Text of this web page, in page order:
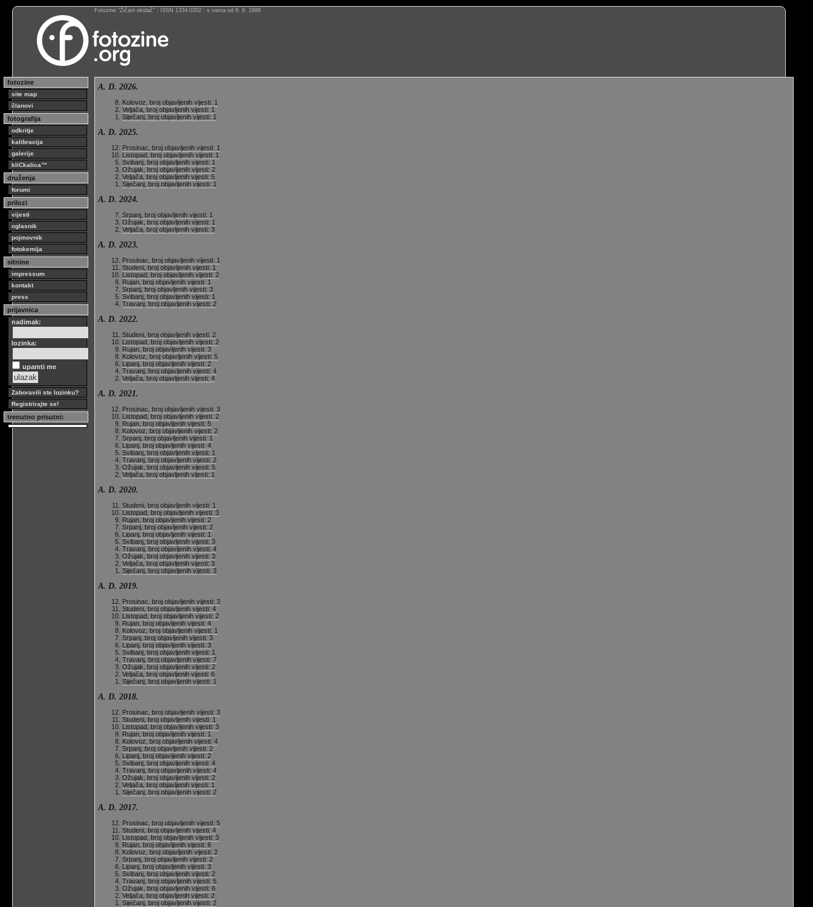
Fotozine “Žičani okidač” : ISSN 1334-0352 : s vama od 6. 6. 1998
fotozine
site map
članovi
fotografija
odkritje
kalibracija
galerije
kliCkalica™
druženja
forumi
prilozi
vijesti
oglasnik
pojmovnik
fotokemija
sitnine
impressum
kontakt
press
prijavnica
nadimak:
lozinka:
upamti me
Zaboravili ste lozinku?
Registrirajte se!
trenutno prisutni:
A. D. 2026.
Kolovoz, broj objavljenih vijesti: 1
Veljača, broj objavljenih vijesti: 1
Siječanj, broj objavljenih vijesti: 1
A. D. 2025.
Prosinac, broj objavljenih vijesti: 1
Listopad, broj objavljenih vijesti: 1
Svibanj, broj objavljenih vijesti: 1
Ožujak, broj objavljenih vijesti: 2
Veljača, broj objavljenih vijesti: 5
Siječanj, broj objavljenih vijesti: 1
A. D. 2024.
Srpanj, broj objavljenih vijesti: 1
Ožujak, broj objavljenih vijesti: 1
Veljača, broj objavljenih vijesti: 3
A. D. 2023.
Prosinac, broj objavljenih vijesti: 1
Studeni, broj objavljenih vijesti: 1
Listopad, broj objavljenih vijesti: 2
Rujan, broj objavljenih vijesti: 1
Srpanj, broj objavljenih vijesti: 3
Svibanj, broj objavljenih vijesti: 1
Travanj, broj objavljenih vijesti: 2
A. D. 2022.
Studeni, broj objavljenih vijesti: 2
Listopad, broj objavljenih vijesti: 2
Rujan, broj objavljenih vijesti: 3
Kolovoz, broj objavljenih vijesti: 5
Lipanj, broj objavljenih vijesti: 2
Travanj, broj objavljenih vijesti: 4
Veljača, broj objavljenih vijesti: 4
A. D. 2021.
Prosinac, broj objavljenih vijesti: 3
Listopad, broj objavljenih vijesti: 2
Rujan, broj objavljenih vijesti: 5
Kolovoz, broj objavljenih vijesti: 2
Srpanj, broj objavljenih vijesti: 1
Lipanj, broj objavljenih vijesti: 4
Svibanj, broj objavljenih vijesti: 1
Travanj, broj objavljenih vijesti: 2
Ožujak, broj objavljenih vijesti: 5
Veljača, broj objavljenih vijesti: 1
A. D. 2020.
Studeni, broj objavljenih vijesti: 1
Listopad, broj objavljenih vijesti: 3
Rujan, broj objavljenih vijesti: 2
Srpanj, broj objavljenih vijesti: 2
Lipanj, broj objavljenih vijesti: 1
Svibanj, broj objavljenih vijesti: 3
Travanj, broj objavljenih vijesti: 4
Ožujak, broj objavljenih vijesti: 3
Veljača, broj objavljenih vijesti: 3
Siječanj, broj objavljenih vijesti: 3
A. D. 2019.
Prosinac, broj objavljenih vijesti: 3
Studeni, broj objavljenih vijesti: 4
Listopad, broj objavljenih vijesti: 2
Rujan, broj objavljenih vijesti: 4
Kolovoz, broj objavljenih vijesti: 1
Srpanj, broj objavljenih vijesti: 3
Lipanj, broj objavljenih vijesti: 3
Svibanj, broj objavljenih vijesti: 1
Travanj, broj objavljenih vijesti: 7
Ožujak, broj objavljenih vijesti: 2
Veljača, broj objavljenih vijesti: 6
Siječanj, broj objavljenih vijesti: 1
A. D. 2018.
Prosinac, broj objavljenih vijesti: 3
Studeni, broj objavljenih vijesti: 1
Listopad, broj objavljenih vijesti: 3
Rujan, broj objavljenih vijesti: 1
Kolovoz, broj objavljenih vijesti: 4
Srpanj, broj objavljenih vijesti: 2
Lipanj, broj objavljenih vijesti: 2
Svibanj, broj objavljenih vijesti: 4
Travanj, broj objavljenih vijesti: 4
Ožujak, broj objavljenih vijesti: 2
Veljača, broj objavljenih vijesti: 1
Siječanj, broj objavljenih vijesti: 2
A. D. 2017.
Prosinac, broj objavljenih vijesti: 5
Studeni, broj objavljenih vijesti: 4
Listopad, broj objavljenih vijesti: 3
Rujan, broj objavljenih vijesti: 6
Kolovoz, broj objavljenih vijesti: 2
Srpanj, broj objavljenih vijesti: 2
Lipanj, broj objavljenih vijesti: 3
Svibanj, broj objavljenih vijesti: 2
Travanj, broj objavljenih vijesti: 5
Ožujak, broj objavljenih vijesti: 6
Veljača, broj objavljenih vijesti: 2
Siječanj, broj objavljenih vijesti: 2